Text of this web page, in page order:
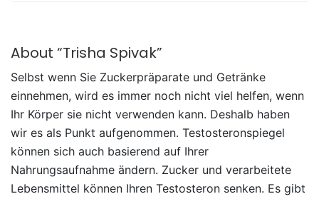
About “Trisha Spivak”
Selbst wenn Sie Zuckerpräparate und Getränke
einnehmen, wird es immer noch nicht viel helfen, wenn
Ihr Körper sie nicht verwenden kann. Deshalb haben
wir es als Punkt aufgenommen. Testosteronspiegel
können sich auch basierend auf Ihrer
Nahrungsaufnahme ändern. Zucker und verarbeitete
Lebensmittel können Ihren Testosteron senken. Es gibt